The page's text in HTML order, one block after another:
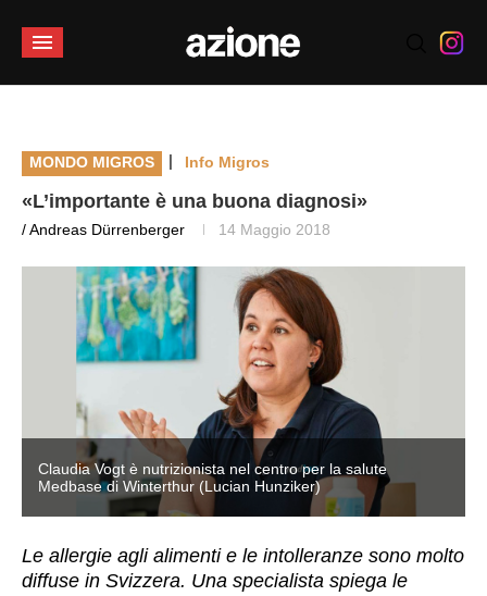
MONDO MIGROS | Info Migros
«L’importante è una buona diagnosi»
/ Andreas Dürrenberger 14 Maggio 2018
Claudia Vogt è nutrizionista nel centro per la salute
Medbase di Winterthur (Lucian Hunziker)
Le allergie agli alimenti e le intolleranze sono molto
diffuse in Svizzera. Una specialista spiega le